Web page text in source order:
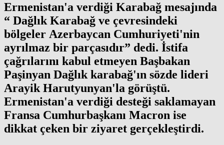
Ermenistan'a verdiği Karabağ mesajında
“ Dağlık Karabağ ve çevresindeki
bölgeler Azerbaycan Cumhuriyeti'nin
ayrılmaz bir parçasıdır” dedi. İstifa
çağrılarını kabul etmeyen Başbakan
Paşinyan Dağlık karabağ'ın sözde lideri
Arayik Harutyunyan'la görüştü.
Ermenistan'a verdiği desteği saklamayan
Fransa Cumhurbaşkanı Macron ise
dikkat çeken bir ziyaret gerçekleştirdi.